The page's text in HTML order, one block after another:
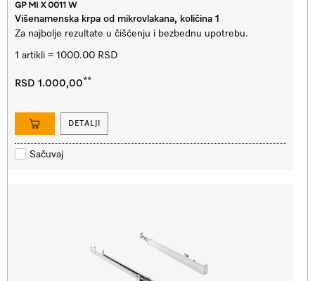
GP MI X 0011 W
Višenamenska krpa od mikrovlakana, količina 1
Za najbolje rezultate u čišćenju i bezbednu upotrebu.
1 artikli = 1000.00 RSD
RSD 1.000,00**
DETALJI
Sačuvaj